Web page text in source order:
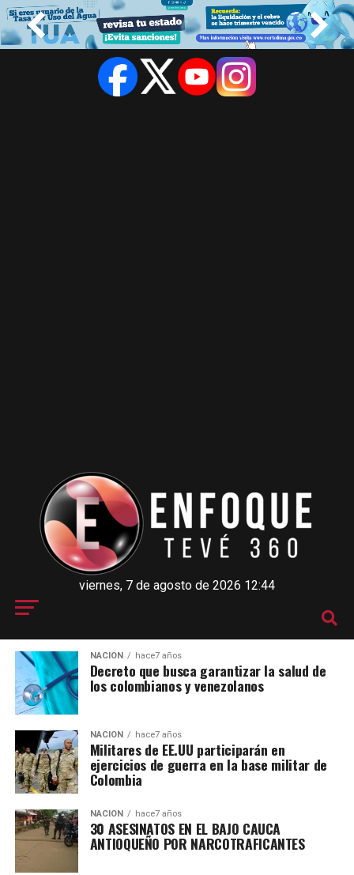
viernes, 7 de agosto de 2026 12:44
NACIÓN hace7 años
Decreto que busca garantizar la salud de
los colombianos y venezolanos
NACIÓN hace7 años
Militares de EE.UU participarán en
ejercicios de guerra en la base militar de
Colombia
NACIÓN hace7 años
30 ASESINATOS EN EL BAJO CAUCA
ANTIOQUEÑO POR NARCOTRAFICANTES